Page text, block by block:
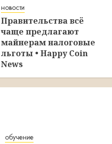
новости
Правительства всё
чаще предлагают
майнерам налоговые
льготы • Happy Coin
News
30.07.2026
обучение